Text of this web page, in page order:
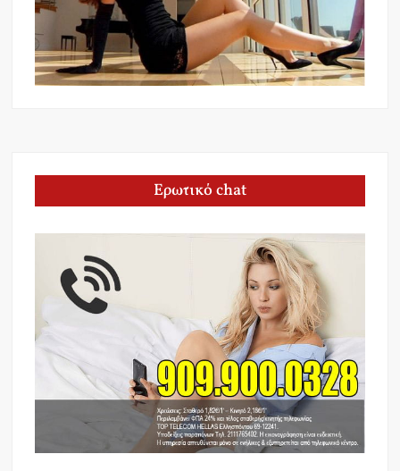
Ερωτικό chat